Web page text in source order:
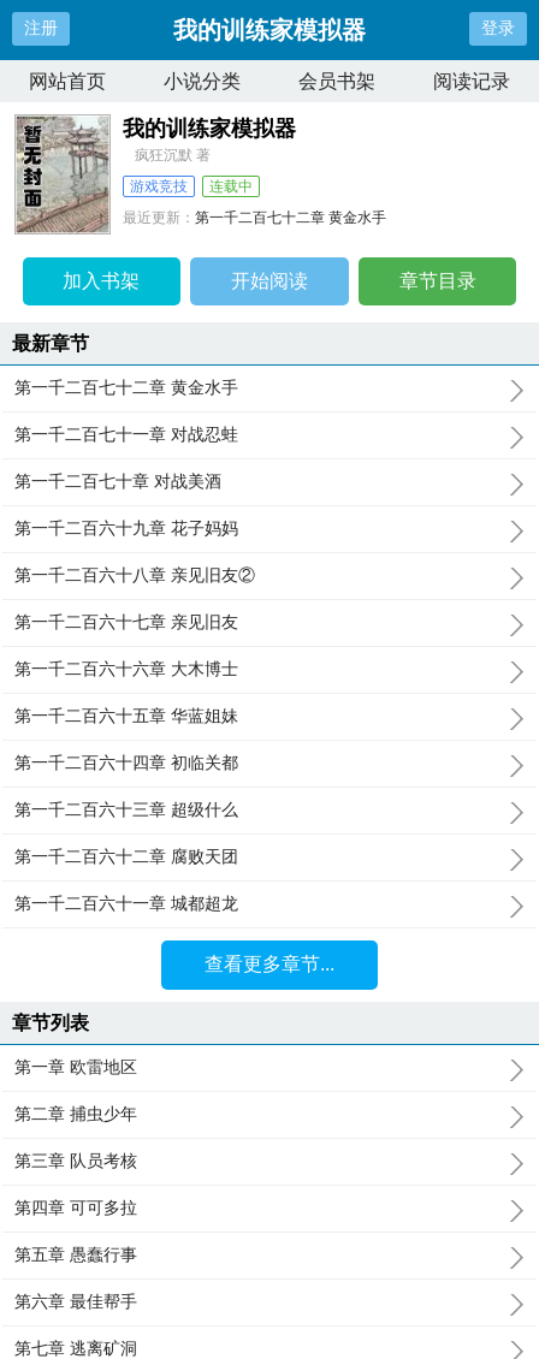
注册 我的训练家模拟器 登录
网站首页 小说分类 会员书架 阅读记录
我的训练家模拟器
疯狂沉默 著
游戏竞技
连载中
最近更新：第一千二百七十二章 黄金水手
加入书架 开始阅读 章节目录
最新章节
第一千二百七十二章 黄金水手
第一千二百七十一章 对战忍蛙
第一千二百七十章 对战美酒
第一千二百六十九章 花子妈妈
第一千二百六十八章 亲见旧友②
第一千二百六十七章 亲见旧友
第一千二百六十六章 大木博士
第一千二百六十五章 华蓝姐妹
第一千二百六十四章 初临关都
第一千二百六十三章 超级什么
第一千二百六十二章 腐败天团
第一千二百六十一章 城都超龙
查看更多章节...
章节列表
第一章 欧雷地区
第二章 捕虫少年
第三章 队员考核
第四章 可可多拉
第五章 愚蠢行事
第六章 最佳帮手
第七章 逃离矿洞